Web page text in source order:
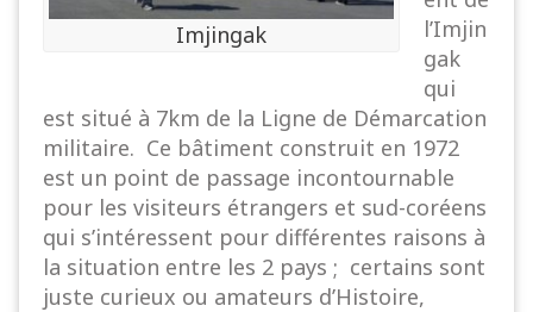
Imjingak
l’Imjin
gak
qui
est situé à 7km de la Ligne de Démarcation
militaire. Ce bâtiment construit en 1972
est un point de passage incontournable
pour les visiteurs étrangers et sud-coréens
qui s’intéressent pour différentes raisons à
la situation entre les 2 pays ; certains sont
juste curieux ou amateurs d’Histoire,